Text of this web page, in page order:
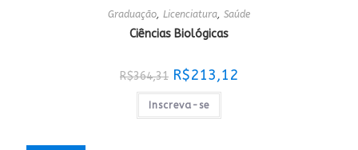
Graduação Licenciatura Saúde
Ciências Biológicas
R$364,31 O
preço
original
era:
R$364,31.
R$213,12
Inscreva-se